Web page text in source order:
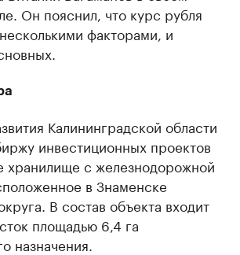
Он пояснил, что курс рубля
факторами, и
Калининградской области
инвестиционных проектов
хранилище с железнодорожной
в Знаменске
В состав объекта входит
площадью 6,4 га
назначения.